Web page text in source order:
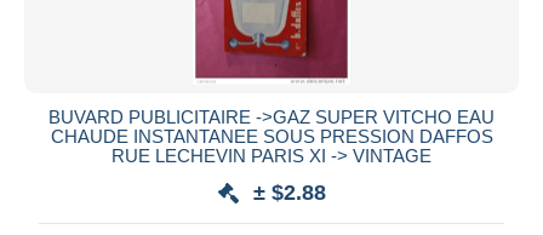
BUVARD PUBLICITAIRE ->GAZ SUPER VITCHO EAU
CHAUDE INSTANTANEE SOUS PRESSION DAFFOS
RUE LECHEVIN PARIS XI -> VINTAGE
± $2.88